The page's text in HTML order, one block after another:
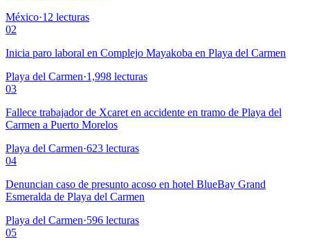
México·12 lecturas
02
Inicia paro laboral en Complejo Mayakoba en Playa del Carmen
Playa del Carmen·1,998 lecturas
03
Fallece trabajador de Xcaret en accidente en tramo de Playa del
Carmen a Puerto Morelos
Playa del Carmen·623 lecturas
04
Denuncian caso de presunto acoso en hotel BlueBay Grand
Esmeralda de Playa del Carmen
Playa del Carmen·596 lecturas
05